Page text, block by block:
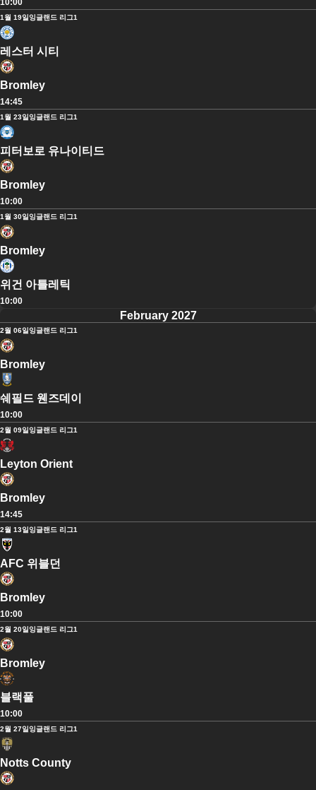
10:00
1월 19일 잉글랜드 리그1
레스터 시티
Bromley
14:45
1월 23일 잉글랜드 리그1
피터보로 유나이티드
Bromley
10:00
1월 30일 잉글랜드 리그1
Bromley
위건 아틀레틱
10:00
February 2027
2월 06일 잉글랜드 리그1
Bromley
쉐필드 웬즈데이
10:00
2월 09일 잉글랜드 리그1
Leyton Orient
Bromley
14:45
2월 13일 잉글랜드 리그1
AFC 위블던
Bromley
10:00
2월 20일 잉글랜드 리그1
Bromley
블랙풀
10:00
2월 27일 잉글랜드 리그1
Notts County